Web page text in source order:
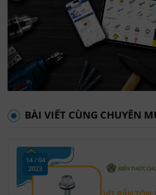
BÀI VIẾT CÙNG CHUYÊN
14 / 04
2023